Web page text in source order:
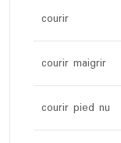
courir
courir maigrir
courir pied nu